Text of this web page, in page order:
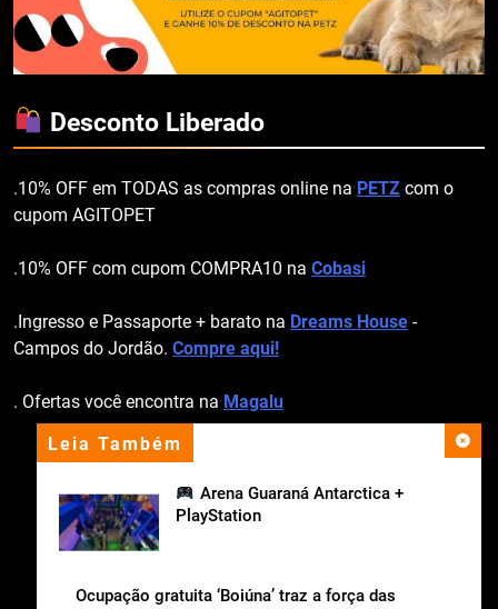
Leia Também
Arena Guaraná Antarctica +
PlayStation
Ocupação gratuita ‘Boiúna’ traz a força das
Desconto Liberado
.10% OFF em TODAS as compras online na PETZ com o
cupom AGITOPET
.10% OFF com cupom COMPRA10 na Cobasi
.Ingresso e Passaporte + barato na Dreams House -
Campos do Jordão. Compre aqui!
. Ofertas você encontra na Magalu
apoio institucional